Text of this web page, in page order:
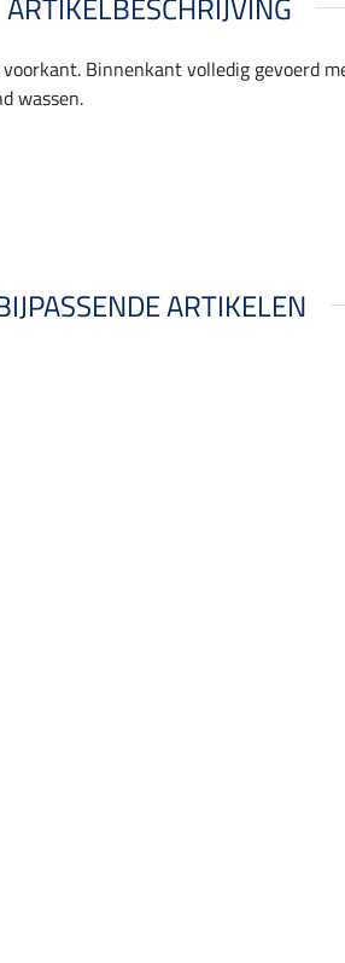
Binnenkant volledig gevoerd
wassen.
ARTIKELEN